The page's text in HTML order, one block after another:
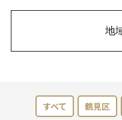
地
すべて 鶴見区